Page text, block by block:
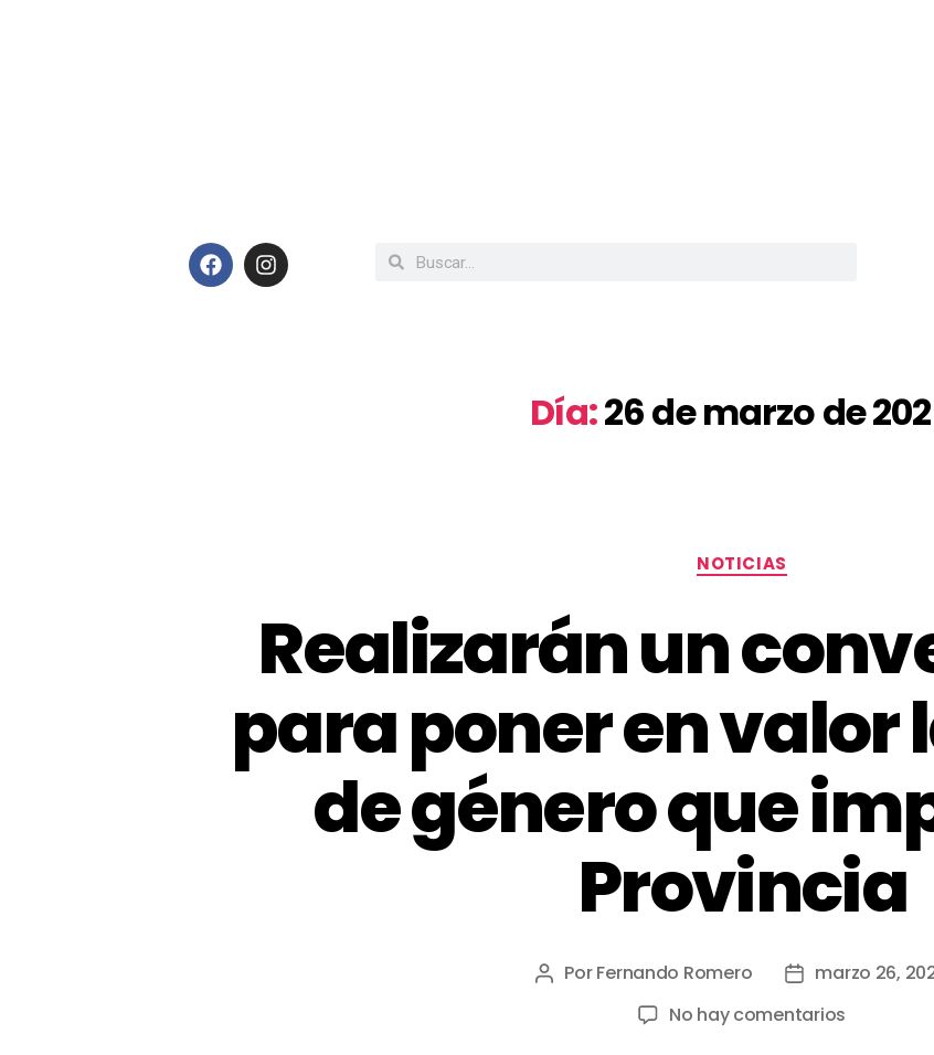
Día:26 de marzo de
NOTICIAS
Realizarán un
para poner en valor
de género que
Provincia
PorFernando Romero
marzo 26,
No hay comentarios